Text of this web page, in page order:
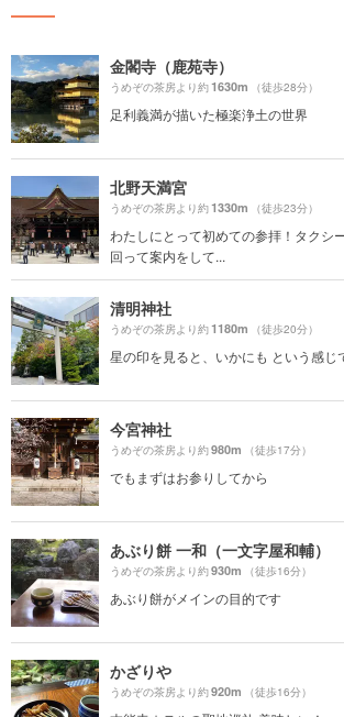
金閣寺（鹿苑寺）
うめぞの茶房より約1630m （徒歩28分）
足利義満が描いた極楽浄土の世界
北野天満宮
うめぞの茶房より約1330m （徒歩23分）
わたしにとって初めての参拝！タクシ
回って案内をして...
清明神社
うめぞの茶房より約1180m （徒歩20分）
星の印を見ると、いかにも という感じ
今宮神社
うめぞの茶房より約980m （徒歩17分）
でもまずはお参りしてから
あぶり餅 一和（一文字屋和輔）
うめぞの茶房より約930m （徒歩16分）
あぶり餅がメインの目的です
かざりや
うめぞの茶房より約920m （徒歩16分）